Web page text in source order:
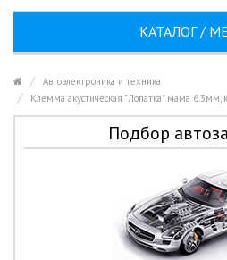
КАТАЛОГ /
Автоэлектроника и техника
Клемма акустическая "Лопатка" мама
Подбор